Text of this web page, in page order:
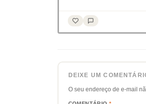
DEIXE UM
O seu endereço de e-mail